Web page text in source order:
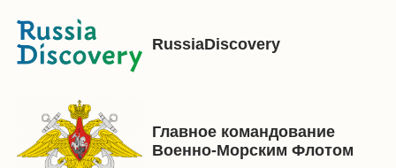
RussiaDiscovery
Главное командование
Военно-Морским Флотом